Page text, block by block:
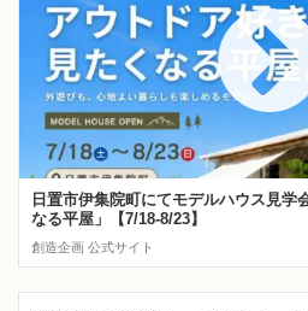
日置市伊集院町にてモデルハウス見学
なる平屋」【7/18-8/23】
創造企画 公式サイト